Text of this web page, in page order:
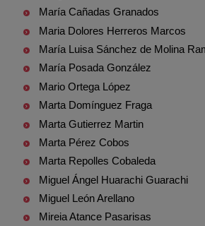
María Cañadas Granados
Maria Dolores Herreros Marcos
María Luisa Sánchez de Molina
María Posada González
Mario Ortega López
Marta Domínguez Fraga
Marta Gutierrez Martin
Marta Pérez Cobos
Marta Repolles Cobaleda
Miguel Ángel Huarachi Guarachi
Miguel León Arellano
Mireia Atance Pasarisas